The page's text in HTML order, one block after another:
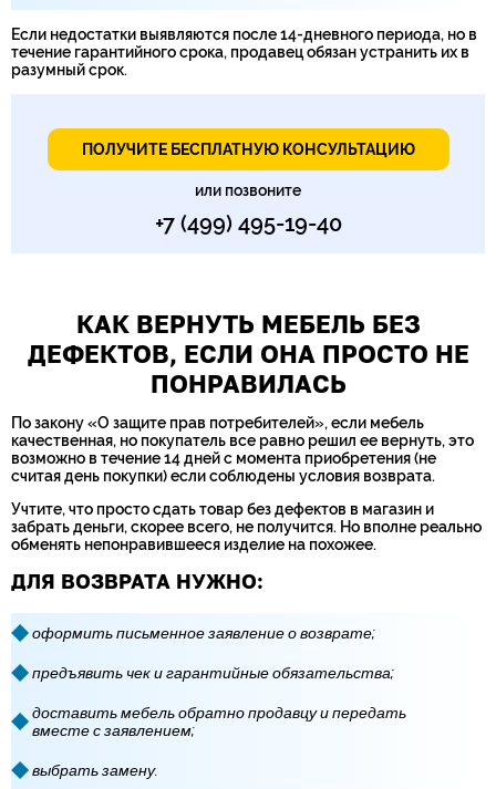
Если недостатки выявляются после 14-дневного периода, но в
течение гарантийного срока, продавец обязан устранить их в
разумный срок.
ПОЛУЧИТЕ БЕСПЛАТНУЮ КОНСУЛЬТАЦИЮ
или позвоните
+7 (499) 495-19-40
КАК ВЕРНУТЬ МЕБЕЛЬ БЕЗ
ДЕФЕКТОВ, ЕСЛИ ОНА ПРОСТО НЕ
ПОНРАВИЛАСЬ
По закону «О защите прав потребителей», если мебель
качественная, но покупатель все равно решил ее вернуть, это
возможно в течение 14 дней с момента приобретения (не
считая день покупки) если соблюдены условия возврата.
Учтите, что просто сдать товар без дефектов в магазин и
забрать деньги, скорее всего, не получится. Но вполне реально
обменять непонравившееся изделие на похожее.
ДЛЯ ВОЗВРАТА НУЖНО:
оформить письменное заявление о возврате;
предъявить чек и гарантийные обязательства;
доставить мебель обратно продавцу и передать
вместе с заявлением;
выбрать замену.